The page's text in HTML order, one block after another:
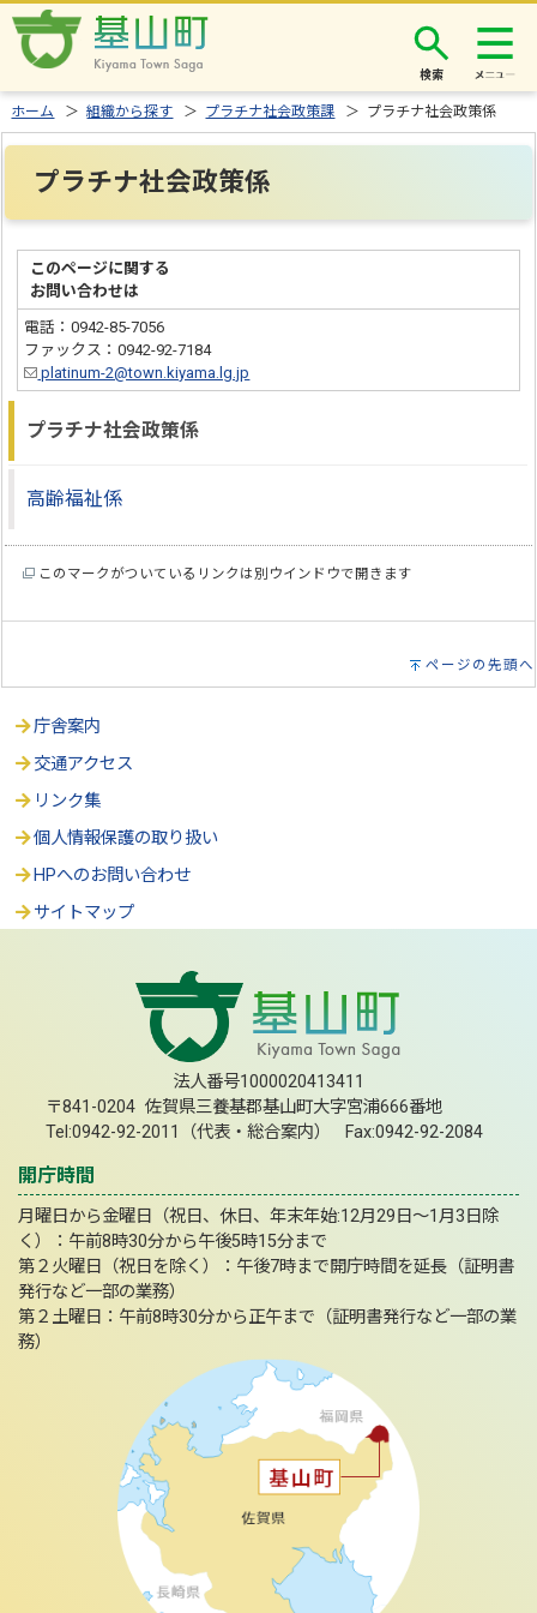
検索
ホーム ＞組織から探す ＞ プラチナ社会政策課 ＞ プラチナ社会政策係
プラチナ社会政策係
このページに関する
お問い合わせは
電話：0942-85-7056
ファックス：0942-92-7184
platinum-2@town.kiyama.lg.jp
プラチナ社会政策係
高齢福祉係
このマークがついているリンクは別ウインドウで開きます
ページの先頭へ
庁舎案内
交通アクセス
リンク集
個人情報保護の取り扱い
HPへのお問い合わせ
サイトマップ
法人番号1000020413411
〒841-0204 佐賀県三養基郡基山町大字宮浦666番地
Tel:0942-92-2011（代表・総合案内） Fax:0942-92-2084
開庁時間
月曜日から金曜日（祝日、休日、年末年始:12月29日～1月3日除
く）：午前8時30分から午後5時15分まで
第２火曜日（祝日を除く）：午後7時まで開庁時間を延長（証明書
発行など一部の業務）
第２土曜日：午前8時30分から正午まで（証明書発行など一部の業
務）